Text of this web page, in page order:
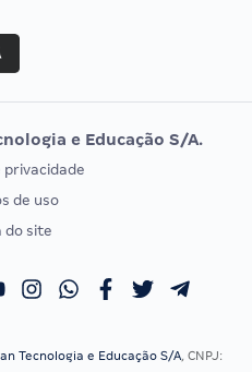
Vunesp
EXAME DE ORDEM
Calendário OAB
e Educação S/A.
privacidade
de uso
do site
Tecnologia e Educação S/A, CNPJ: